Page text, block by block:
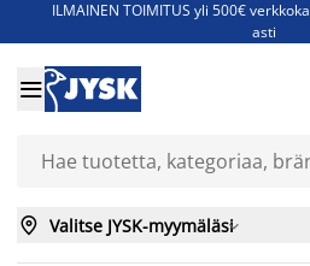
ILMAINEN TOIMITUS yli 500€
asti
Jenkkisänkyjä - Säästä

 Valitse JYSK-myymäläsi